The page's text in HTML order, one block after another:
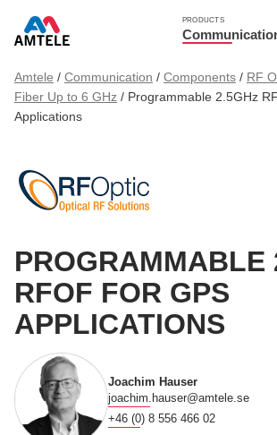
PRODUCTS
Amtele / Communication / Components / RF
Fiber Up to 6 GHz / Programmable 2.5GHz
Applications
PROGRAMMABLE
RFOF FOR GPS
APPLICATIONS
Joachim Hauser
joachim.hauser@amtele.se
+46 (0) 8 556 466 02